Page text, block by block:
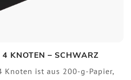
KNOTEN – SCHWARZ
Knoten ist aus 200-g-Papier,